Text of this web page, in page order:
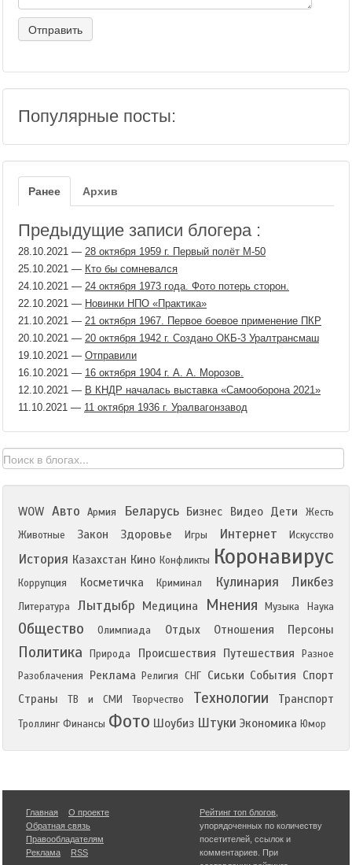
Популярные посты:
Ранее Архив
Предыдущие записи блогера :
28.10.2021 — 28 октября 1959 г. Первый полёт М-50
25.10.2021 — Кто бы сомневался
24.10.2021 — 24 октября 1973 года. Фото потерь сторон.
22.10.2021 — Новинки НПО «Практика»
21.10.2021 — 21 октября 1967. Первое боевое применение ПКР
20.10.2021 — 20 октября 1942 г. Создано ОКБ-3 Уралтрансмаш
19.10.2021 — Отправили
16.10.2021 — 16 октября 1904 г. А. А. Морозов.
12.10.2021 — В КНДР началась выставка «Самооборона 2021»
11.10.2021 — 11 октября 1936 г. Уралвагонзавод
WOW Авто Армия Беларусь Бизнес Видео Дети
Жесть
Животные
Закон Здоровье Игры Интернет Искусство
История Казахстан Кино Конфликты Коронавирус
Коррупция Косметичка Криминал Кулинария Ликбез
Литература Лытдыбр Медицина Мнения Музыка Наука
Общество Олимпиада Отдых Отношения Персоны
Политика Природа Происшествия Путешествия
Разное
Разоблачения
Реклама Религия СНГ Сиськи События Спорт
Страны
ТВ и СМИ Творчество Технологии Транспорт
Троллинг Финансы Фото Шоубиз Штуки Экономика Юмор
Главная
О проекте
Обратная связь
Правообладателям
Реклама
RSS
Рейтинг топ блогов
упорядоченных по количеству
посетителей, ссылок и
комментариев. При